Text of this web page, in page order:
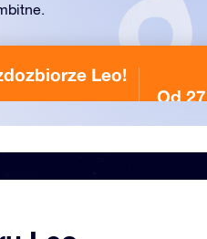
Leo!
Od